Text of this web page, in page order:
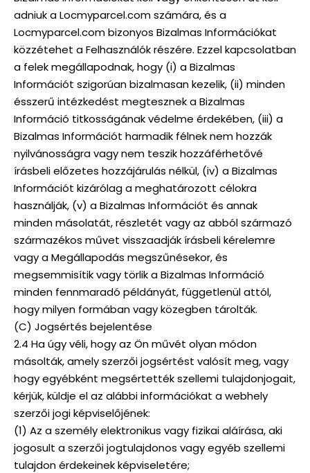
adniuk a Locmyparcel.com számára, és a
Locmyparcel.com bizonyos Bizalmas Információkat
közzétehet a Felhasználók részére. Ezzel kapcsolatban
a felek megállapodnak, hogy (i) a Bizalmas
Információt szigorúan bizalmasan kezelik, (ii) minden
ésszerű intézkedést megtesznek a Bizalmas
Információ titkosságának védelme érdekében, (iii) a
Bizalmas Információt harmadik félnek nem hozzák
nyilvánosságra vagy nem teszik hozzáférhetővé
írásbeli előzetes hozzájárulás nélkül, (iv) a Bizalmas
Információt kizárólag a meghatározott célokra
használják, (v) a Bizalmas Információt és annak
minden másolatát, részletét vagy az abból származó
származékos művet visszaadják írásbeli kérelemre
vagy a Megállapodás megszűnésekor, és
megsemmisítik vagy törlik a Bizalmas Információ
minden fennmaradó példányát, függetlenül attól,
hogy milyen formában vagy közegben tárolták.
(C) Jogsértés bejelentése
2.4 Ha úgy véli, hogy az Ön művét olyan módon
másolták, amely szerzői jogsértést valósít meg, vagy
hogy egyébként megsértették szellemi tulajdonjogait,
kérjük, küldje el az alábbi információkat a webhely
szerzői jogi képviselőjének:
(1) Az a személy elektronikus vagy fizikai aláírása, aki
jogosult a szerzői jogtulajdonos vagy egyéb szellemi
tulajdon érdekeinek képviseletére;